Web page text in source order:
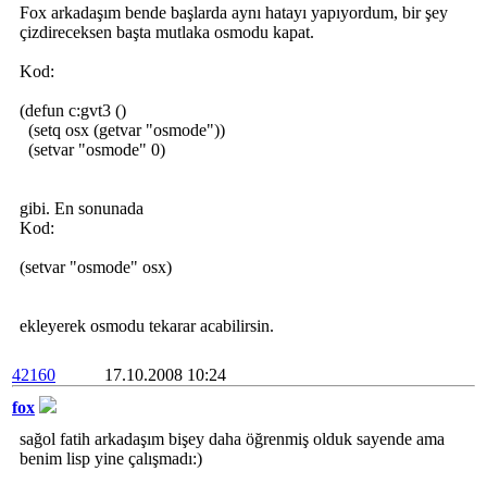
Fox arkadaşım bende başlarda aynı hatayı yapıyordum, bir şey
çizdireceksen başta mutlaka osmodu kapat.
Kod:
(defun c:gvt3 ()
(setq osx (getvar "osmode"))
(setvar "osmode" 0)
gibi. En sonunada
Kod:
(setvar "osmode" osx)
ekleyerek osmodu tekarar acabilirsin.
42160
17.10.2008 10:24
fox
sağol fatih arkadaşım bişey daha öğrenmiş olduk sayende ama
benim lisp yine çalışmadı:)